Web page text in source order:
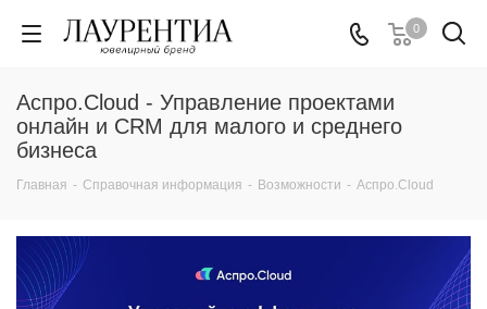
0
Аспро.Cloud - Управление проектами
онлайн и CRM для малого и среднего
бизнеса
Главная - Справочная информация - Возможности - Аспро.Cloud